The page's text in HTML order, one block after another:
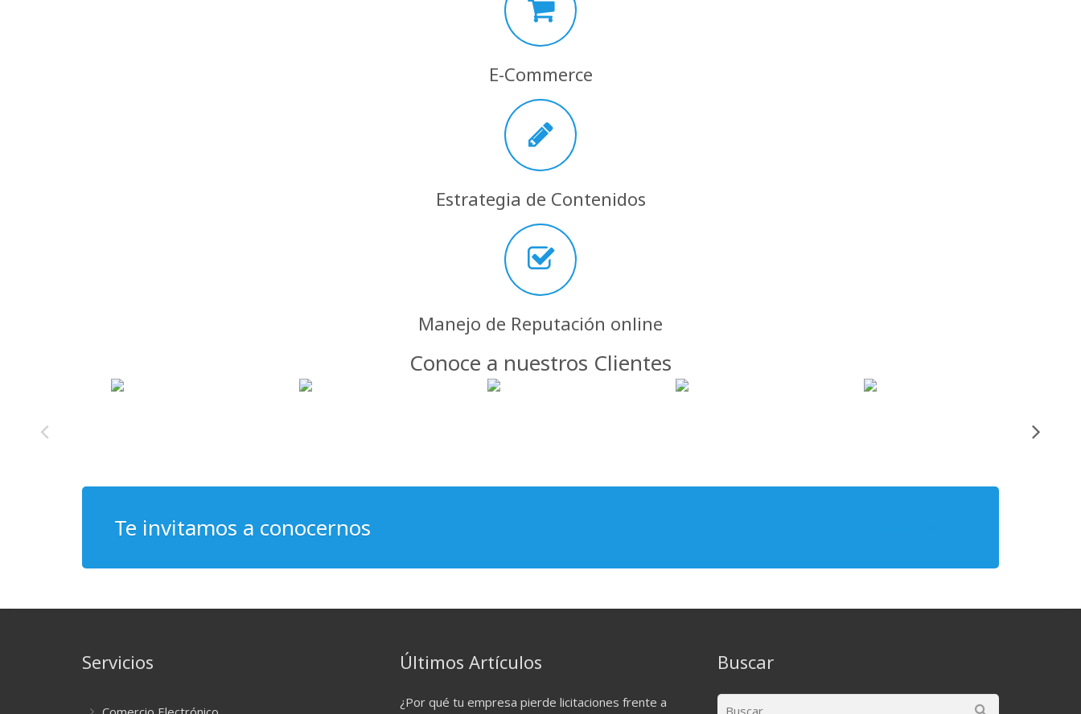
E-Commerce
Estrategia de Contenidos
Manejo de Reputación online
Conoce a nuestros Clientes
Te invitamos a conocernos
Servicios Últimos Artículos
¿Por qué tu empresa pierde licitaciones frente a
Buscar